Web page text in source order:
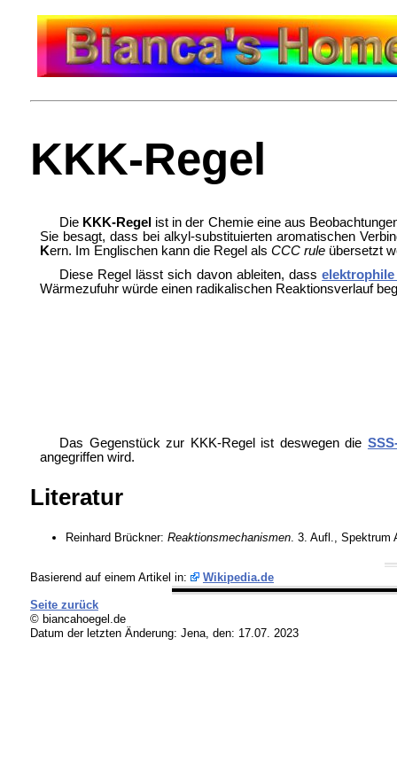
KKK-Regel
Die KKK-Regel ist in der Chemie eine aus
Sie besagt, dass bei alkyl-substituierten aromatischen
Kern. Im Englischen kann die Regel als CCC ruleübersetzt
Diese Regel lässt sich davon ableiten, dass
Wärmezufuhr würde einen radikalischen Reaktionsverlauf
Das Gegenstück zur KKK-Regel ist deswegen die
angegriffen wird.
Literatur
Reinhard Brückner: Reaktionsmechanismen. 3. Aufl., Spektrum
Basierend auf einem Artikel in: Wikipedia.de
Seite zurück
© biancahoegel.de
Datum der letzten Änderung: Jena, den: 17.07. 2023